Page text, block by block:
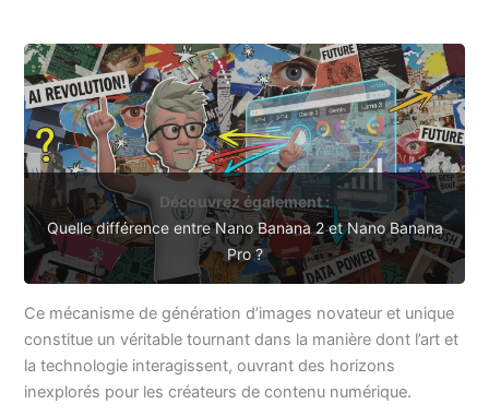
Découvrez également :
Quelle différence entre Nano Banana 2 et Nano Banana
Pro ?
Ce mécanisme de génération d’images novateur et unique
constitue un véritable tournant dans la manière dont l’art et
la technologie interagissent, ouvrant des horizons
inexplorés pour les créateurs de contenu numérique.